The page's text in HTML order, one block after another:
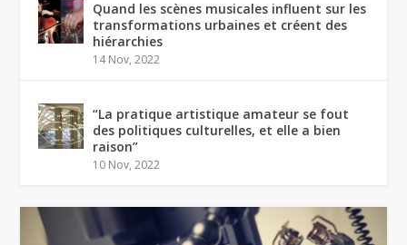
Quand les scènes musicales influent sur les
transformations urbaines et créent des
hiérarchies
14 Nov, 2022
“La pratique artistique amateur se fout
des politiques culturelles, et elle a bien
raison”
10 Nov, 2022